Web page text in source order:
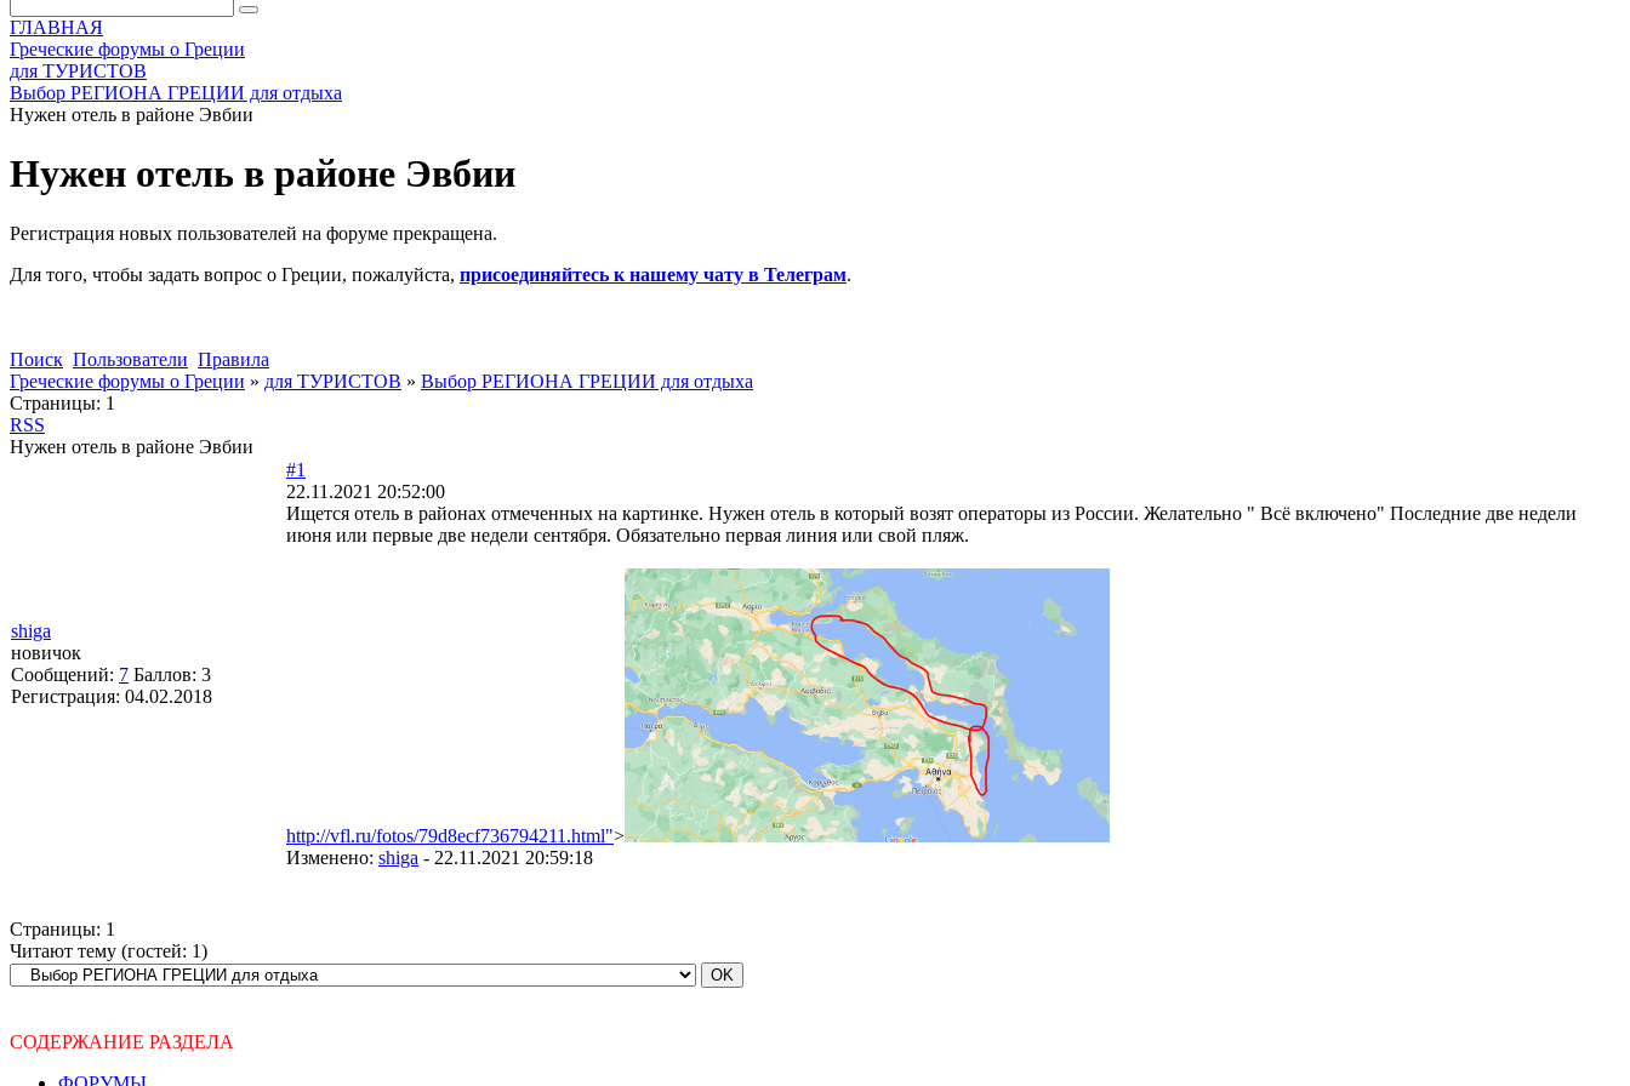
ГЛАВНАЯ
Греческие форумы о Греции
для ТУРИСТОВ
Выбор РЕГИОНА ГРЕЦИИ для отдыха
Нужен отель в районе Эвбии
Нужен отель в районе Эвбии
Регистрация новых пользователей на форуме прекращена.
Для того, чтобы задать вопрос о Греции, пожалуйста, присоединяйтесь к нашему чату в Телеграм.
Поиск Пользователи Правила
Греческие форумы о Греции » для ТУРИСТОВ » Выбор РЕГИОНА ГРЕЦИИ для отдыха
Страницы: 1
RSS
Нужен отель в районе Эвбии
shiga
новичок
Сообщений: 7 Баллов: 3
Регистрация: 04.02.2018
#1
22.11.2021 20:52:00
Ищется отель в районах отмеченных на картинке. Нужен отель в который возят операторы из России. Желательно " Всё включено" Последние две недели
июня или первые две недели сентября. Обязательно первая линия или свой пляж.
http://vfl.ru/fotos/79d8ecf736794211.html">
Изменено: shiga - 22.11.2021 20:59:18
Страницы: 1
Читают тему (гостей: 1)
СОДЕРЖАНИЕ РАЗДЕЛА